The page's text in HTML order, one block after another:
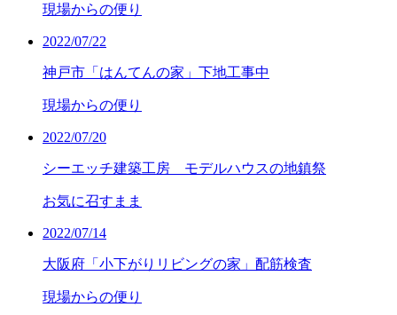
現場からの便り
2022/07/22
神戸市「はんてんの家」下地工事中
現場からの便り
2022/07/20
シーエッチ建築工房 モデルハウスの地鎮祭
お気に召すまま
2022/07/14
大阪府「小下がりリビングの家」配筋検査
現場からの便り